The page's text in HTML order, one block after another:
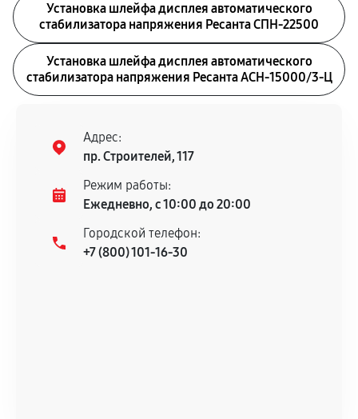
Установка шлейфа дисплея автоматического
стабилизатора напряжения Ресанта СПН-22500
Установка шлейфа дисплея автоматического
стабилизатора напряжения Ресанта АСН-15000/3-Ц
Адрес:
пр. Строителей, 117
Режим работы:
Ежедневно, с 10:00 до 20:00
Городской телефон:
+7 (800) 101-16-30